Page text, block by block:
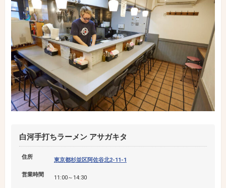
白河手打ちラーメン アサガキタ
住所 東京都杉並区阿佐谷北2-11-1
営業時間 11:00～14:30